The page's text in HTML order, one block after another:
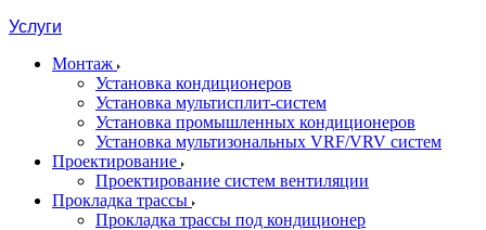
Услуги
Монтаж
Установка кондиционеров
Установка мультисплит-систем
Установка промышленных кондиционеров
Установка мультизональных VRF/VRV систем
Проектирование
Проектирование систем вентиляции
Прокладка трассы
Прокладка трассы под кондиционер